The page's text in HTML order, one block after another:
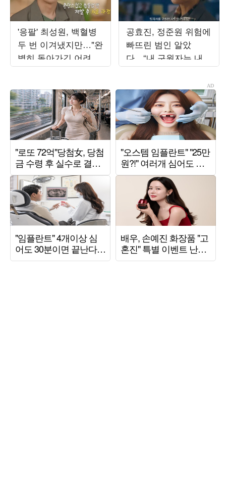
'응팔' 최성원, 백혈병
두 번 이겨냈지만…"완
벽히 돌아가긴 어려워"
('해투')
공효진, 정준원 위험에
빠뜨린 범인 알았
다…“내 구원자는 내
남편” (‘유부녀 킬러’)